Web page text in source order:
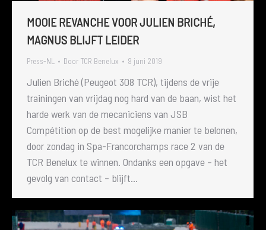
MOOIE REVANCHE VOOR JULIEN BRICHÉ,
MAGNUS BLIJFT LEIDER
Press-NL Door TCR Benelux 9 juni 2019
Julien Briché (Peugeot 308 TCR), tijdens de vrije
trainingen van vrijdag nog hard van de baan, wist het
harde werk van de mecaniciens van JSB
Compétition op de best mogelijke manier te belonen,
door zondag in Spa-Francorchamps race 2 van de
TCR Benelux te winnen. Ondanks een opgave – het
gevolg van contact – blijft…